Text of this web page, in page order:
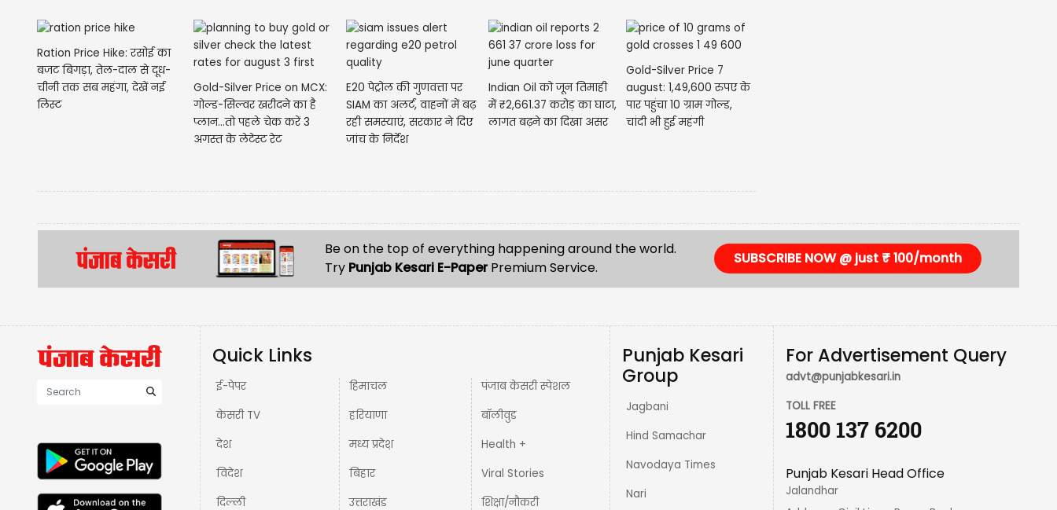
Ration Price Hike: रसोई का
बजट बिगड़ा, तेल-दाल से दूध-
चीनी तक सब महंगा, देखें नई
लिस्ट
Gold-Silver Price on MCX:
गोल्ड-सिल्वर खरीदने का है
प्लान...तो पहले चेक करें 3
अगस्त के लेटेस्ट रेट
E20 पेट्रोल की गुणवत्ता पर
SIAM का अलर्ट, वाहनों में बढ़
रही समस्याएं, सरकार ने दिए
जांच के निर्देश
Indian Oil को जून तिमाही
में ₹2,661.37 करोड़ का घाटा,
लागत बढ़ने का दिखा असर
Gold-Silver Price 7
august: 1,49,600 रुपए के
पार पहुंचा 10 ग्राम गोल्ड,
चांदी भी हुई महंगी
Be on the top of everything happening around the world.
Try Punjab Kesari E-PaperPremium Service.
SUBSCRIBE NOW @ just ₹ 100/month
Quick Links
ई-पेपर
केसरी TV
देश
विदेश
दिल्ली
हिमाचल
हरियाणा
मध्य प्रदेश़
बिहार
उत्तराखंड
पंजाब केसरी स्पेशल
बॉलीवुड
Health +
Viral Stories
शिक्षा/नौकरी
Punjab Kesari
Group
Jagbani
Hind Samachar
Navodaya Times
Nari
For Advertisement Query
advt@punjabkesari.in
TOLL FREE
1800 137 6200
Punjab Kesari Head Office
Jalandhar